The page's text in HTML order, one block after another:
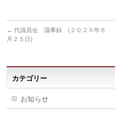
← 代議員会 議事録 (２０２５年６
月２５日)
カテゴリー
お知らせ